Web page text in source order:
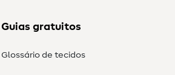
Guias gratuitos
Glossário de tecidos